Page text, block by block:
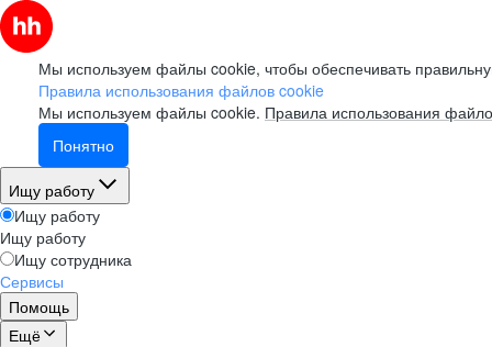
Мы используем файлы cookie, чтобы обеспечивать
Правила использования файлов cookie
Мы используем файлы cookie. Правила использования
Понятно
Ищу работу
Ищу работу
Ищу работу
Ищу сотрудника
Сервисы
Помощь
Ещё